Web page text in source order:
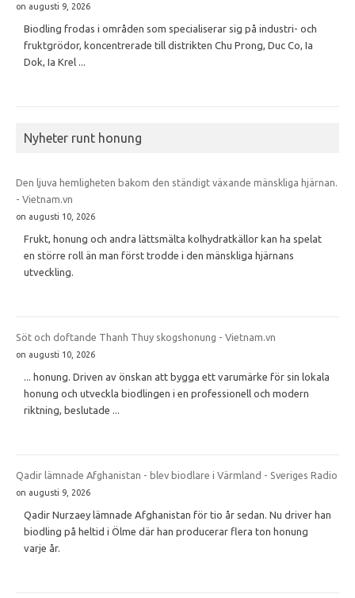
on augusti 9, 2026
Biodling frodas i områden som specialiserar sig på industri- och
fruktgrödor, koncentrerade till distrikten Chu Prong, Duc Co, Ia
Dok, Ia Krel ...
Nyheter runt honung
Den ljuva hemligheten bakom den ständigt växande mänskliga hjärnan.
- Vietnam.vn
on augusti 10, 2026
Frukt, honung och andra lättsmälta kolhydratkällor kan ha spelat
en större roll än man först trodde i den mänskliga hjärnans
utveckling.
Söt och doftande Thanh Thuy skogshonung - Vietnam.vn
on augusti 10, 2026
... honung. Driven av önskan att bygga ett varumärke för sin lokala
honung och utveckla biodlingen i en professionell och modern
riktning, beslutade ...
Qadir lämnade Afghanistan - blev biodlare i Värmland - Sveriges Radio
on augusti 9, 2026
Qadir Nurzaey lämnade Afghanistan för tio år sedan. Nu driver han
biodling på heltid i Ölme där han producerar flera ton honung
varje år.